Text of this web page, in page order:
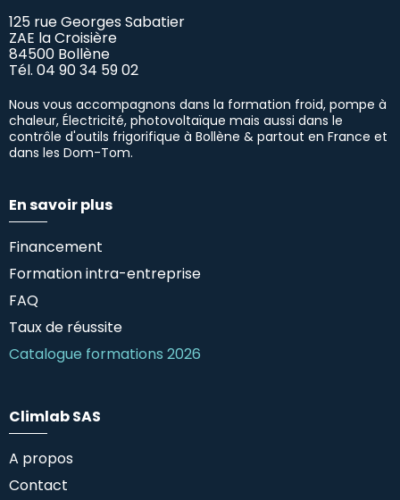
125 rue Georges Sabatier
ZAE la Croisière
84500 Bollène
Tél. 04 90 34 59 02
Nous vous accompagnons dans la formation froid, pompe à
chaleur, Électricité, photovoltaïque mais aussi dans le
contrôle d'outils frigorifique à Bollène & partout en France et
dans les Dom-Tom.
En savoir plus
Financement
Formation intra-entreprise
FAQ
Taux de réussite
Catalogue formations 2026
Climlab SAS
A propos
Contact